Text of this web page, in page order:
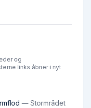
og
links åbner i nyt
— Stormrådet